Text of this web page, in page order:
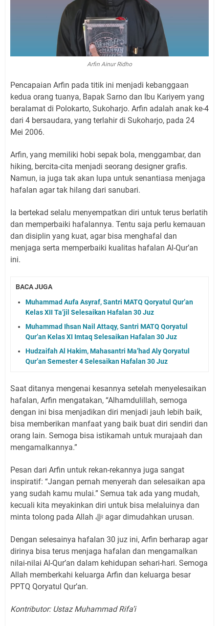
Arfin Ainur Ridho
Pencapaian Arfin pada titik ini menjadi kebanggaan
kedua orang tuanya, Bapak Sarno dan Ibu Kariyem yang
beralamat di Polokarto, Sukoharjo. Arfin adalah anak ke-4
dari 4 bersaudara, yang terlahir di Sukoharjo, pada 24
Mei 2006.
Arfin, yang memiliki hobi sepak bola, menggambar, dan
hiking, bercita-cita menjadi seorang designer grafis.
Namun, ia juga tak akan lupa untuk senantiasa menjaga
hafalan agar tak hilang dari sanubari.
Ia bertekad selalu menyempatkan diri untuk terus berlatih
dan memperbaiki hafalannya. Tentu saja perlu kemauan
dan disiplin yang kuat, agar bisa menghafal dan
menjaga serta memperbaiki kualitas hafalan Al-Qur’an
ini.
BACA JUGA
Muhammad Aufa Asyraf, Santri MATQ Qoryatul Qur’an
Kelas XII Ta’jil Selesaikan Hafalan 30 Juz
Muhammad Ihsan Nail Attaqy, Santri MATQ Qoryatul
Qur’an Kelas XI Imtaq Selesaikan Hafalan 30 Juz
Hudzaifah Al Hakim, Mahasantri Ma’had Aly Qoryatul
Qur’an Semester 4 Selesaikan Hafalan 30 Juz
Saat ditanya mengenai kesannya setelah menyelesaikan
hafalan, Arfin mengatakan, “Alhamdulillah, semoga
dengan ini bisa menjadikan diri menjadi jauh lebih baik,
bisa memberikan manfaat yang baik buat diri sendiri dan
orang lain. Semoga bisa istikamah untuk murajaah dan
mengamalkannya.”
Pesan dari Arfin untuk rekan-rekannya juga sangat
inspiratif: “Jangan pernah menyerah dan selesaikan apa
yang sudah kamu mulai.” Semua tak ada yang mudah,
kecuali kita meyakinkan diri untuk bisa melaluinya dan
minta tolong pada Allah ﷻ agar dimudahkan urusan.
Dengan selesainya hafalan 30 juz ini, Arfin berharap agar
dirinya bisa terus menjaga hafalan dan mengamalkan
nilai-nilai Al-Qur’an dalam kehidupan sehari-hari. Semoga
Allah memberkahi keluarga Arfin dan keluarga besar
PPTQ Qoryatul Qur’an.
Kontributor: Ustaz Muhammad Rifa’i